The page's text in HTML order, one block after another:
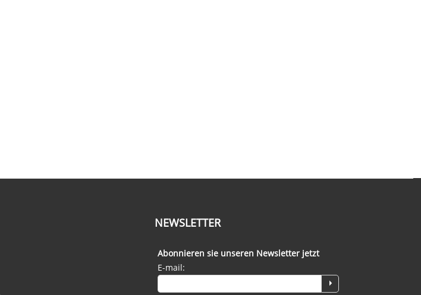
NEWSLETTER
Abonnieren sie unseren Newsletter jetzt
E-mail: